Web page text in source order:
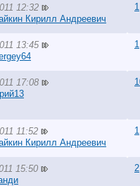
12:32
Кирилл Андреевич
1
13:45
1
17:08
11:52
Кирилл Андреевич
1
15:50
2